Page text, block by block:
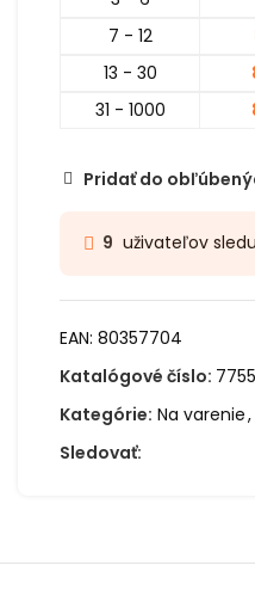
7 - 12
13 - 30
31 - 1000
Pridať do
9 uživateľov
EAN: 80357704
Katalógové číslo:
Kategórie: Na varenie,
Sledovať: